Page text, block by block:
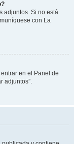
adjuntos. Si no está
con La
en el Panel de
adjuntos”.